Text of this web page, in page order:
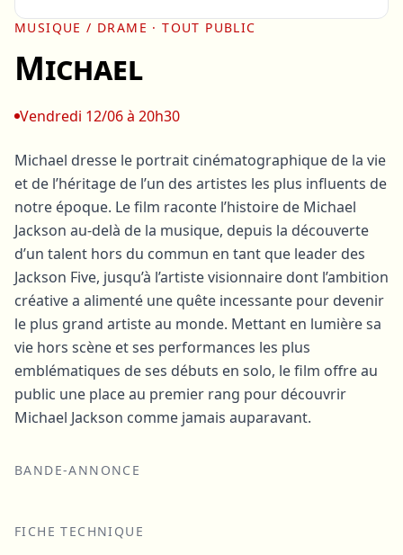
MUSIQUE / DRAME · TOUT PUBLIC
Michael
Vendredi 12/06 à 20h30
Michael dresse le portrait cinématographique de la vie
et de l’héritage de l’un des artistes les plus influents de
notre époque. Le film raconte l’histoire de Michael
Jackson au-delà de la musique, depuis la découverte
d’un talent hors du commun en tant que leader des
Jackson Five, jusqu’à l’artiste visionnaire dont l’ambition
créative a alimenté une quête incessante pour devenir
le plus grand artiste au monde. Mettant en lumière sa
vie hors scène et ses performances les plus
emblématiques de ses débuts en solo, le film offre au
public une place au premier rang pour découvrir
Michael Jackson comme jamais auparavant.
BANDE-ANNONCE
FICHE TECHNIQUE